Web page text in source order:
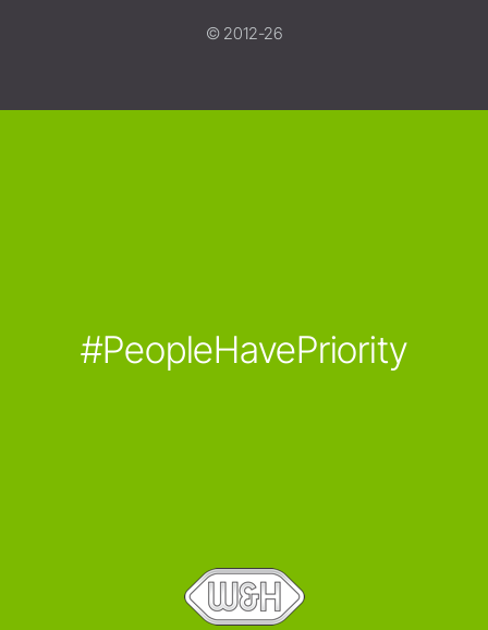
© 2012-26
#PeopleHavePriority